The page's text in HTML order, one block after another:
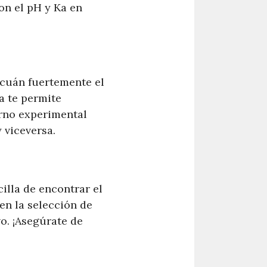
el pH y Ka en
fuertemente el
te permite
experimental
de encontrar el
la selección de
¡Asegúrate de